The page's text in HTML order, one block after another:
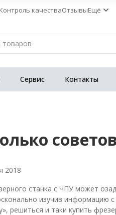
Контроль качестваОтзывыЕщё
Сервис Контакты
2018
станка с ЧПУ может
изучив информацию
решиться и таки купить